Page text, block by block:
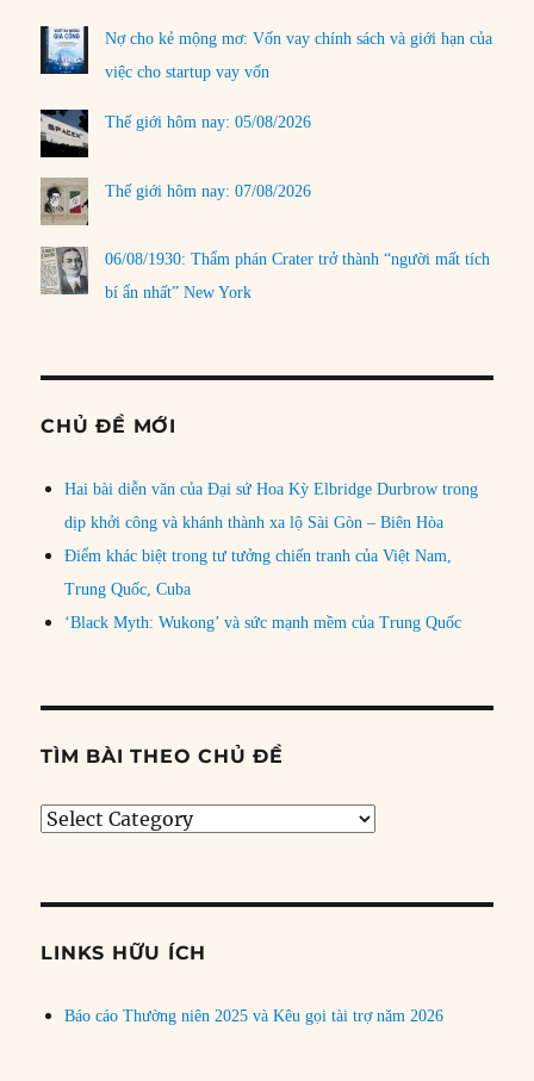
Nợ cho kẻ mộng mơ: Vốn vay chính sách và giới hạn của
việc cho startup vay vốn
Thế giới hôm nay: 05/08/2026
Thế giới hôm nay: 07/08/2026
06/08/1930: Thẩm phán Crater trở thành “người mất tích
bí ẩn nhất” New York
CHỦ ĐỀ MỚI
Hai bài diễn văn của Đại sứ Hoa Kỳ Elbridge Durbrow trong
dịp khởi công và khánh thành xa lộ Sài Gòn – Biên Hòa
Điểm khác biệt trong tư tưởng chiến tranh của Việt Nam,
Trung Quốc, Cuba
‘Black Myth: Wukong’ và sức mạnh mềm của Trung Quốc
TÌM BÀI THEO CHỦ ĐỀ
Tìm
đề
LINKS HỮU ÍCH
Báo cáo Thường niên 2025 và Kêu gọi tài trợ năm 2026